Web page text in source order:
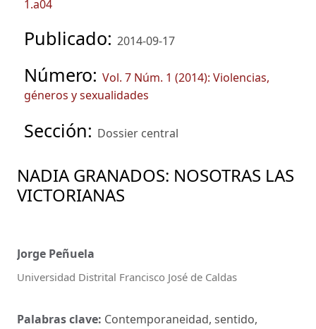
1.a04
Publicado: 2014-09-17
Número: Vol. 7 Núm. 1 (2014): Violencias,
géneros y sexualidades
Sección: Dossier central
NADIA GRANADOS: NOSOTRAS LAS
VICTORIANAS
Jorge Peñuela
Universidad Distrital Francisco José de Caldas
Palabras clave: Contemporaneidad, sentido,